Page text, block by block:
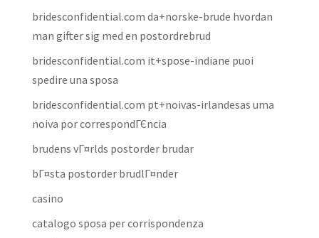
bridesconfidential.com da+norske-brude hvordan
man gifter sig med en postordrebrud
bridesconfidential.com it+spose-indiane puoi
spedire una sposa
bridesconfidential.com pt+noivas-irlandesas uma
noiva por correspondГЄncia
brudens vГ¤rlds postorder brudar
bГ¤sta postorder brudlГ¤nder
casino
catalogo sposa per corrispondenza